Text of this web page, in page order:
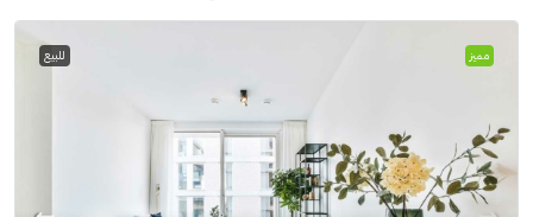
مميز للبيع